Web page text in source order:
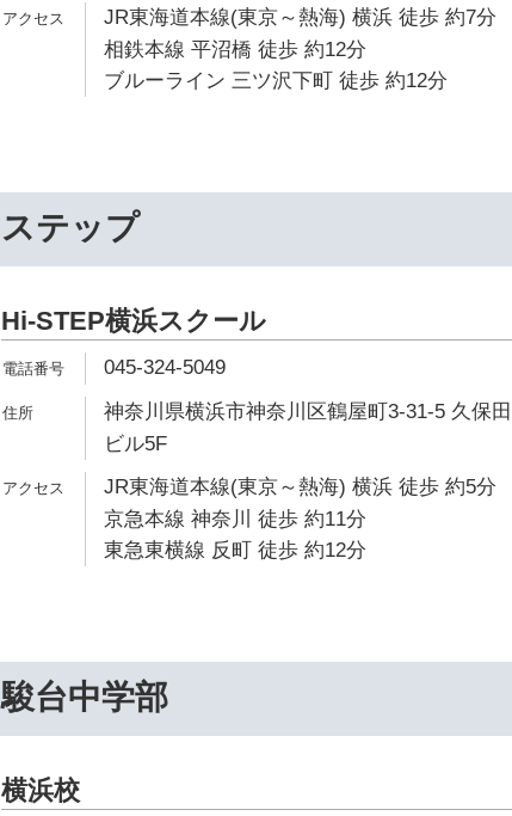
JR東海道本線(東京～熱海) 横浜 徒歩 約7分
相鉄本線 平沼橋 徒歩 約12分
ブルーライン 三ツ沢下町 徒歩 約12分
ステップ
Hi-STEP横浜スクール
045-324-5049
神奈川県横浜市神奈川区鶴屋町3-31-5 久保田
ビル5F
JR東海道本線(東京～熱海) 横浜 徒歩 約5分
京急本線 神奈川 徒歩 約11分
東急東横線 反町 徒歩 約12分
駿台中学部
横浜校